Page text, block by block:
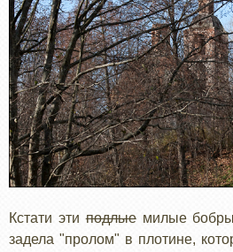
Кстати этиподлыемилые бобры
задела "пролом" в плотине,